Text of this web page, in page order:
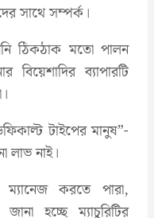
সাথে সম্পর্ক।
ঠিকঠাক মতো পালন
ব্যাপারটি
টাইপের মানুষ”-
নাই।
ম্যানেজ করতে পারা,
হচ্ছে ম্যাচুরিটির